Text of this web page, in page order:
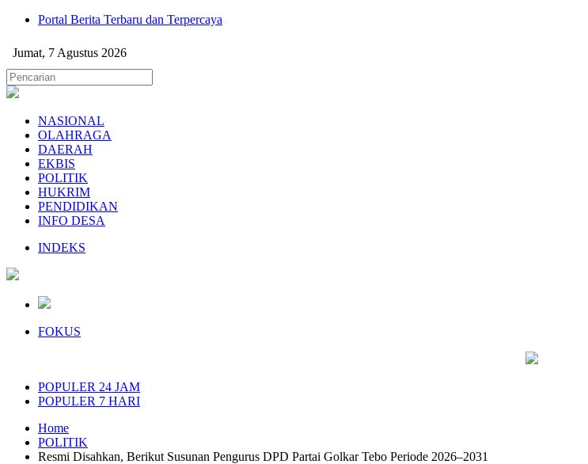
Portal Berita Terbaru dan Terpercaya
Jumat, 7 Agustus 2026
NASIONAL
OLAHRAGA
DAERAH
EKBIS
POLITIK
HUKRIM
PENDIDIKAN
INFO DESA
INDEKS
FOKUS
POPULER 24 JAM
POPULER 7 HARI
Home
POLITIK
Resmi Disahkan, Berikut Susunan Pengurus DPD Partai Golkar Tebo Periode 2026–2031